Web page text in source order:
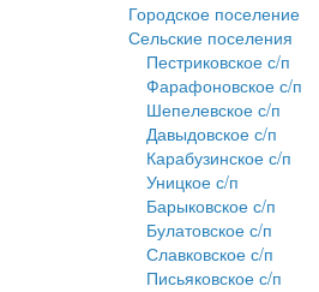
Городское поселение
Сельские поселения
Пестриковское с/п
Фарафоновское с/п
Шепелевское с/п
Давыдовское с/п
Карабузинское с/п
Уницкое с/п
Барыковское с/п
Булатовское с/п
Славковское с/п
Письяковское с/п